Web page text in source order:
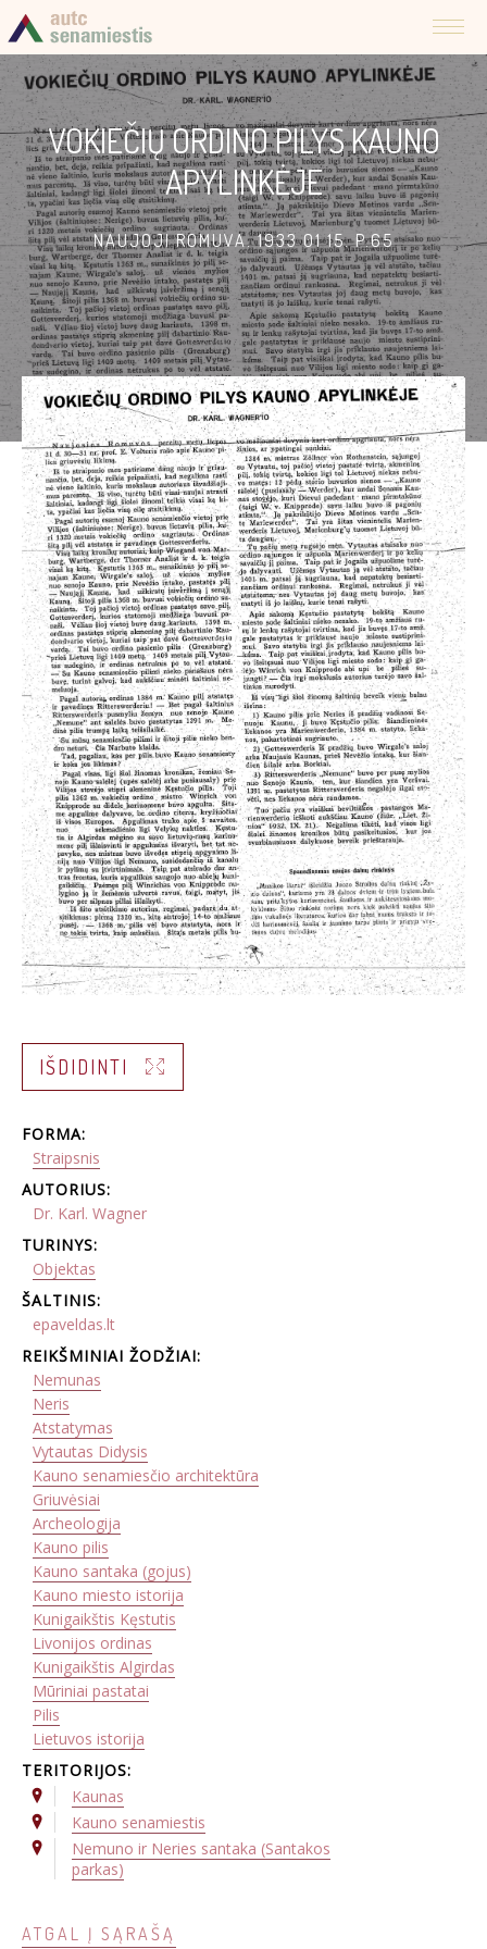
VOKIEČIŲ ORDINO PILYS KAUNO
APYLINKĖJE
NAUJOJI ROMUVA. 1933 01 15. P.65
IŠDIDINTI
FORMA:
Straipsnis
AUTORIUS:
Dr. Karl. Wagner
TURINYS:
Objektas
ŠALTINIS:
epaveldas.lt
REIKŠMINIAI ŽODŽIAI:
Nemunas
Neris
Atstatymas
Vytautas Didysis
Kauno senamiesčio architektūra
Griuvėsiai
Archeologija
Kauno pilis
Kauno santaka (gojus)
Kauno miesto istorija
Kunigaikštis Kęstutis
Livonijos ordinas
Kunigaikštis Algirdas
Mūriniai pastatai
Pilis
Lietuvos istorija
TERITORIJOS:
Kaunas
Kauno senamiestis
Nemuno ir Neries santaka (Santakos
parkas)
ATGAL Į SĄRAŠĄ